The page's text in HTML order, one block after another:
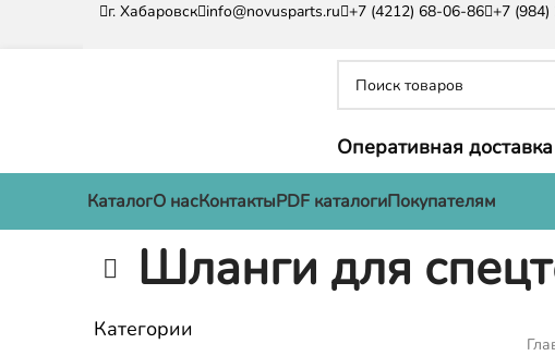
г. Хабаровск info@novusparts.ru +7 (4212) 68-06-86 +7
Оперативная
КаталогО насКонтактыPDF каталогиПокупателям
Шланги для
Категории